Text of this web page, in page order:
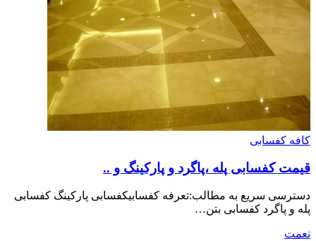
کافه کفسابی
قیمت کفسابی پله ،پاگرد و پارکینگ و ..
دسترسی سریع به مطالب:تعرفه کفسابیکفسابی پارکینگ کفسابی
پله و پاگرد کفسابی بتن…
نعمت